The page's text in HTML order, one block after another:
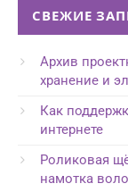
СВЕЖИЕ
Архив
хранение и
Как
интернете
Роликовая
намотка